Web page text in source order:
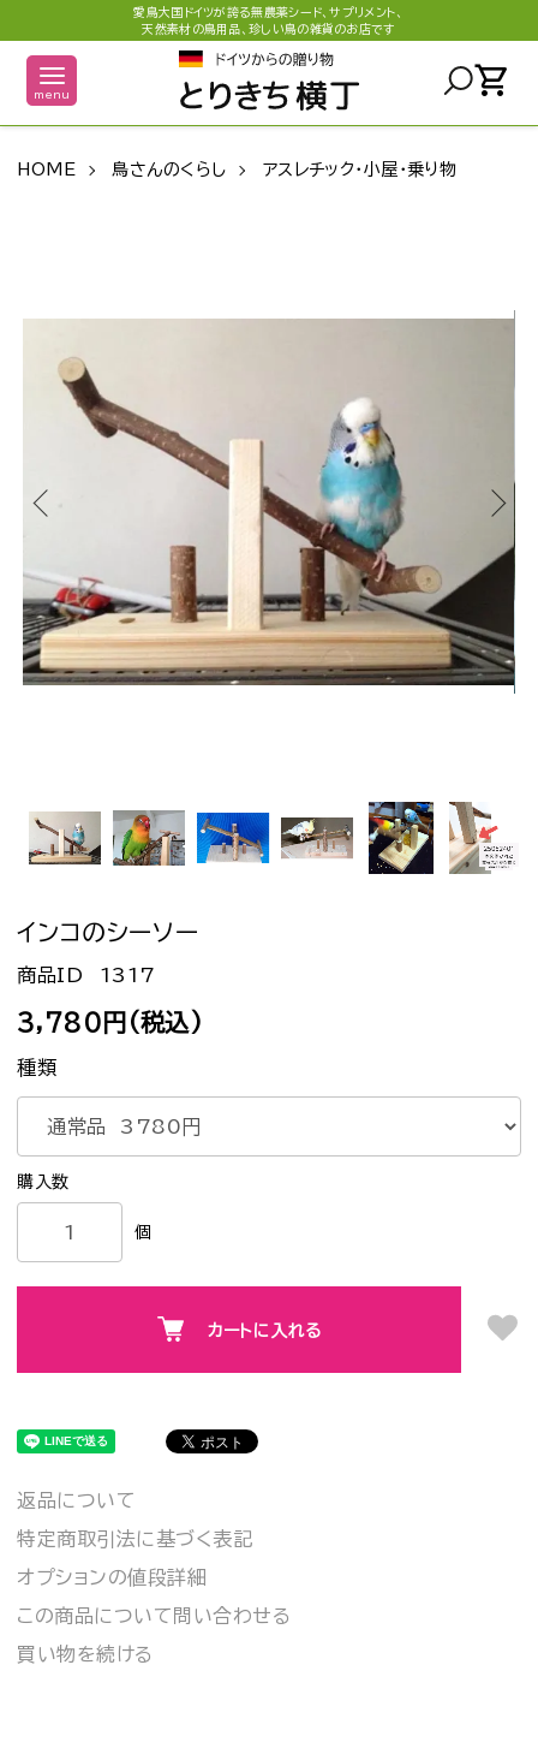
愛鳥大国ドイツが誇る無農薬シード、サプリメント、
天然素材の鳥用品、珍しい鳥の雑貨のお店です
menu shopping_cart
HOME 鳥さんのくらし アスレチック・小屋・乗り物
インコのシーソー
1317
3,780円(税込)
種類
個
カートに入れる
返品について
特定商取引法に基づく表記
オプションの値段詳細
この商品について問い合わせる
買い物を続ける